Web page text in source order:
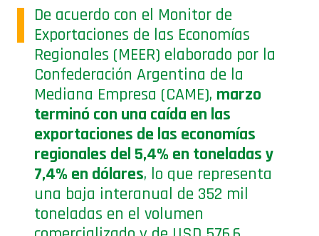
Exportaciones de las Economías
Regionales (MEER) elaborado por la
Confederación Argentina de la
Mediana Empresa (CAME),marzo
terminó con una caída en las
exportaciones de las economías
regionales del 5,4% en toneladas y
7,4% en dólares , lo que representa
una baja interanual de 352 mil
toneladas en el volumen
comercializado y de USD 576,6
millones en el total exportado.